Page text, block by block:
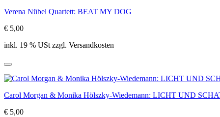
Verena Nübel Quartett: BEAT MY DOG
€ 5,00
inkl. 19 % USt zzgl. Versandkosten
Carol Morgan & Monika Hölszky-Wiedemann: LICHT UND
€ 5,00